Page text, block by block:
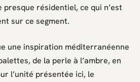
résidentiel, ce qui n’est
sur ce segment.
une inspiration méditerranéenne
de la perle à l’ambre, en
l’unité présentée ici, le